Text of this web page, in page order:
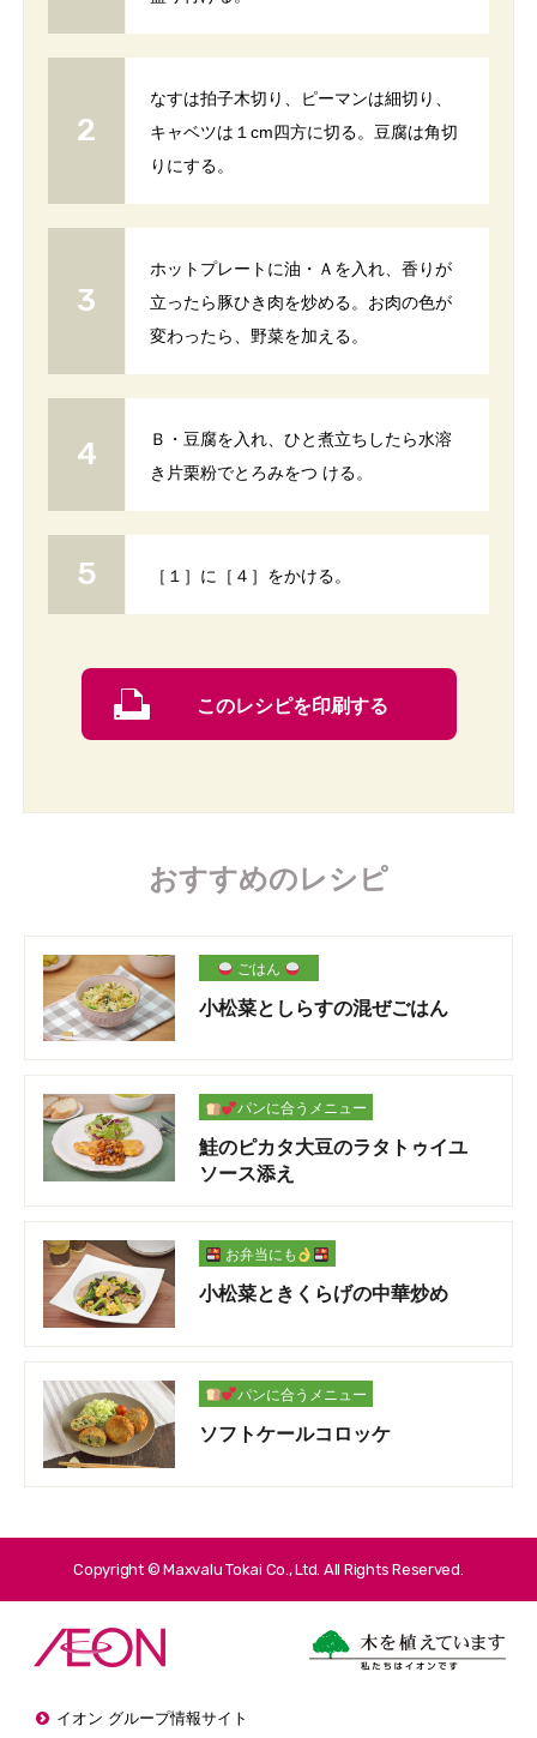
なすは拍子木切り、ピーマンは細切り、
キャベツは１cm四方に切る。豆腐は角切
りにする。
ホットプレートに油・Ａを入れ、香りが
立ったら豚ひき肉を炒める。お肉の色が
変わったら、野菜を加える。
Ｂ・豆腐を入れ、ひと煮立ちしたら水溶
き片栗粉でとろみをつ ける。
［１］に［４］をかける。
このレシピを印刷する
おすすめのレシピ
ごはん
小松菜としらすの混ぜごはん
パンに合うメニュー
鮭のピカタ大豆のラタトゥイユ
ソース添え
お弁当にも
小松菜ときくらげの中華炒め
パンに合うメニュー
ソフトケールコロッケ
Copyright © Maxvalu Tokai Co., Ltd. All Rights Reserved.
イオン グループ情報サイト